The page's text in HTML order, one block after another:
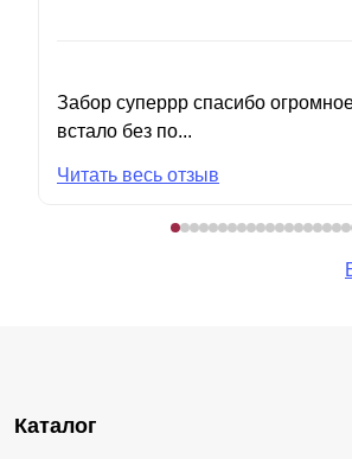
Забор суперрр спасибо
встало без по...
Читать весь отзыв
Каталог